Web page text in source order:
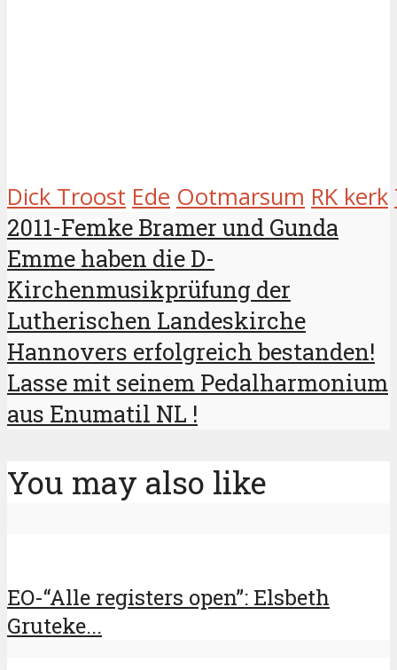
Dick Troost Ede Ootmarsum RK kerk
2011-Femke Bramer und Gunda
Emme haben die D-
Kirchenmusikprüfung der
Lutherischen Landeskirche
Hannovers erfolgreich bestanden!
Lasse mit seinem Pedalharmonium
aus Enumatil NL !
You may also like
EO-“Alle registers open”: Elsbeth
Gruteke...